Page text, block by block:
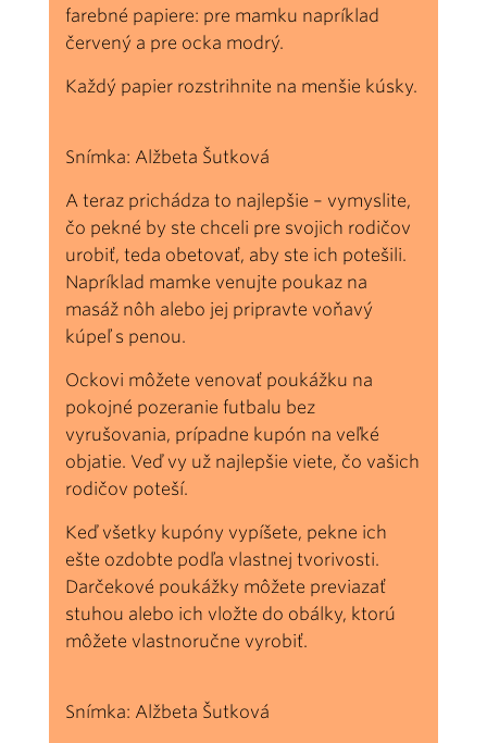
farebné papiere: pre mamku napríklad
červený a pre ocka modrý.
Každý papier rozstrihnite na menšie kúsky.
Snímka: Alžbeta Šutková
A teraz prichádza to najlepšie – vymyslite,
čo pekné by ste chceli pre svojich rodičov
urobiť, teda obetovať, aby ste ich potešili.
Napríklad mamke venujte poukaz na
masáž nôh alebo jej pripravte voňavý
kúpeľ s penou.
Ockovi môžete venovať poukážku na
pokojné pozeranie futbalu bez
vyrušovania, prípadne kupón na veľké
objatie. Veď vy už najlepšie viete, čo vašich
rodičov poteší.
Keď všetky kupóny vypíšete, pekne ich
ešte ozdobte podľa vlastnej tvorivosti.
Darčekové poukážky môžete previazať
stuhou alebo ich vložte do obálky, ktorú
môžete vlastnoručne vyrobiť.
Snímka: Alžbeta Šutková